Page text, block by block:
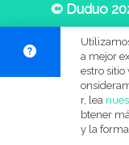
Idiomas del dudú
Cerrar
© Duduo
a mejor
estro sitio
r, lea
btener
y la